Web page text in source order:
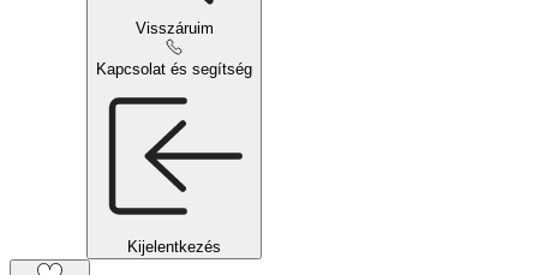
Visszáruim
Kapcsolat és segítség
Kijelentkezés